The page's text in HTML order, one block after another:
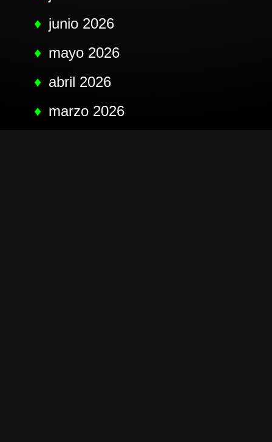
junio 2026
mayo 2026
abril 2026
marzo 2026